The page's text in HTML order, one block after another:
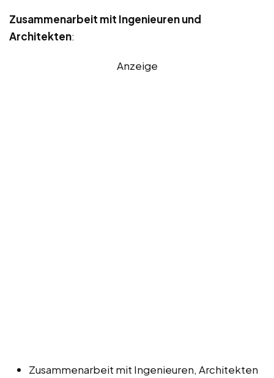
Zusammenarbeit mit Ingenieuren und
Architekten:
Anzeige
Zusammenarbeit mit Ingenieuren, Architekten